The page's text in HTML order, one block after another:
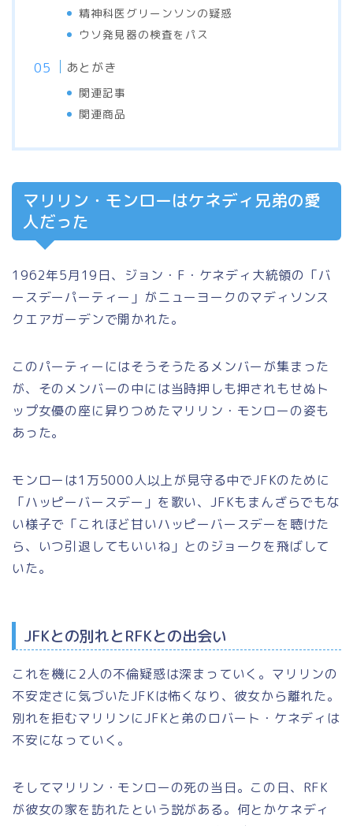
精神科医グリーンソンの疑惑
ウソ発見器の検査をパス
あとがき
関連記事
関連商品
マリリン・モンローはケネディ兄弟の愛
人だった
1962年5月19日、ジョン・F・ケネディ大統領の「バ
ースデーパーティー」がニューヨークのマディソンス
クエアガーデンで開かれた。
このパーティーにはそうそうたるメンバーが集まった
が、そのメンバーの中には当時押しも押されもせぬト
ップ女優の座に昇りつめたマリリン・モンローの姿も
あった。
モンローは1万5000人以上が見守る中でJFKのために
「ハッピーバースデー」を歌い、JFKもまんざらでもな
い様子で「これほど甘いハッピーバースデーを聴けた
ら、いつ引退してもいいね」とのジョークを飛ばして
いた。
JFKとの別れとRFKとの出会い
これを機に2人の不倫疑惑は深まっていく。マリリンの
不安定さに気づいたJFKは怖くなり、彼女から離れた。
別れを拒むマリリンにJFKと弟のロバート・ケネディは
不安になっていく。
そしてマリリン・モンローの死の当日。この日、RFK
が彼女の家を訪れたという説がある。何とかケネディ